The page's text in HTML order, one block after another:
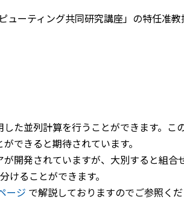
ーティング共同研究講座」の特任准
た並列計算を行うことができます。こ
できると期待されています。
開発されていますが、大別すると組
ることができます。
ージ で解説しておりますのでご参照くだ